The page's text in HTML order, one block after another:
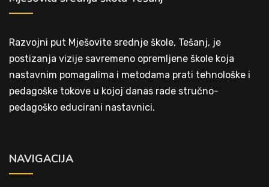
Razvojni put Mješovite srednje škole, Tešanj, je
postizanja vizije savremeno opremljene škole koja
nastavnim pomagalima i metodama prati tehnološke i
pedagoške tokove u kojoj danas rade stručno-
pedagoško educirani nastavnici.
NAVIGACIJA